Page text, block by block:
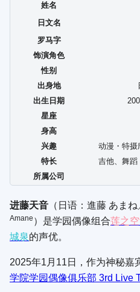
姓名
日文名
罗马字
饰演角色
性别
出身地
出生日期
星座
身高
兴趣
动漫・特摄
特长
吉他、舞蹈
所属公司
进藤天音 （日语： 進藤 あまね
Amane ）是学园偶像组合莲之
城泉的声优。
2025年1月11日，作为神秘嘉
学院学园偶像俱乐部 3rd Live